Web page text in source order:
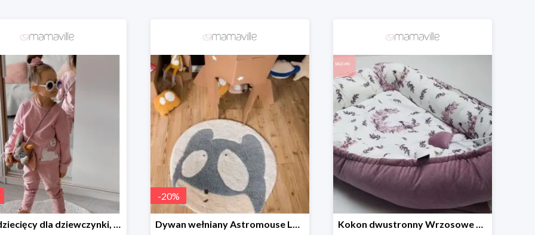
Dres dziecięcy dla dziewczynki, blady róż, lama Fluffy -35%
-20%
Dywan wełniany Astromouse Lorena Canals -20% Kokon dwustronny Wrzosowe Ptaszki